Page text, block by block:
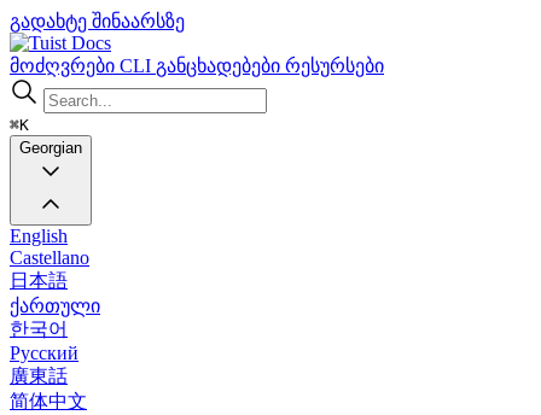
გადახტე შინაარსზე
Docs
მოძღვრები CLI განცხადებები რესურსები
⌘K
Georgian
English
Castellano
日本語
ქართული
한국어
Русский
廣東話
简体中文